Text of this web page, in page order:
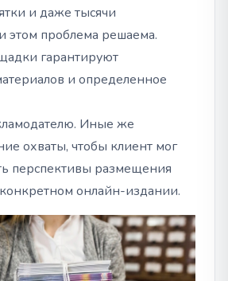
и даже тысячи
этом проблема решаема.
гарантируют
и определенное
Иные же
охваты, чтобы клиент мог
перспективы размещения
онлайн-издании.